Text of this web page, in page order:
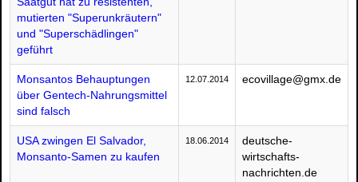
mutierten "Superunkräutern"
und "Superschädlingen"
geführt
Monsantos Behauptungen
über Gentech-Nahrungsmittel
sind falsch
12.07.2014 ecovillage@gmx.de
USA zwingen El Salvador,
Monsanto-Samen zu kaufen
18.06.2014
deutsche-
wirtschafts-
nachrichten.de